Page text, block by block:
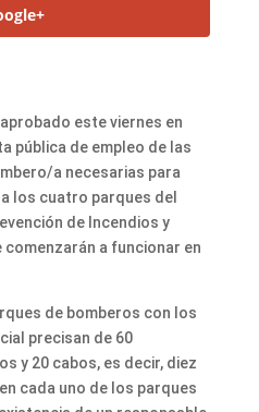
este viernes en
pública de empleo de las
a necesarias para
los cuatro parques del
de Incendios y
comenzarán a funcionar en
de bomberos con los
precisan de 60
y 20 cabos, es decir, diez
cada uno de los parques